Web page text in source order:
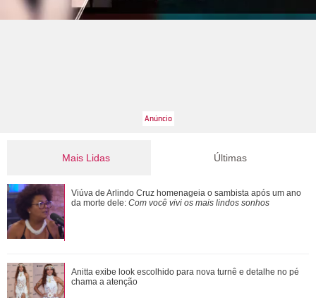
Mais Lidas
Filho de Faustão, João Silva relembra relação com Hebe
Camargo e fala sobre carinho pelo ...
Atriz de The Studio fala sobre participação especial de
Madonna na segunda temporada da sé...
Últimas
Viúva de Arlindo Cruz homenageia o sambista após um ano
da morte dele: Com você vivi os mais lindos sonhos
Anitta exibe look escolhido para nova turnê e detalhe no pé
chama a atenção